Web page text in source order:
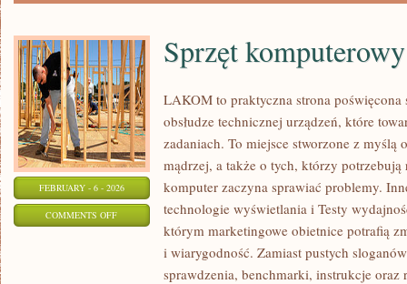
FEBRUARY - 6 - 2026
COMMENTS OFFON
KOMPUTEROWY
Sprzęt komputerowy
LAKOM to praktyczna strona
obsłudze technicznej urządzeń, które
zadaniach. To miejsce stworzone z myślą
mądrzej, a także o tych, którzy
komputer zaczyna sprawiać problemy.
technologie wyświetlania i Testy
którym marketingowe obietnice potrafią
i wiarygodność. Zamiast pustych
sprawdzenia, benchmarki, instrukcje oraz